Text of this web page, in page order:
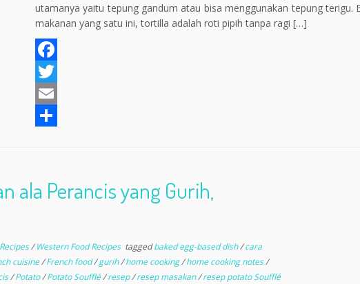
utamanya yaitu tepung gandum atau bisa menggunakan tepung terigu.
makanan yang satu ini, tortilla adalah roti pipih tanpa ragi […]
F
a
o
T
w
e
E
lr
ala Perancis yang Gurih,
/Western Food Recipes taggedbaked egg-based dish/cara
cuisine/French food/gurih/home cooking/home cooking notes/
/Potato/Potato Soufflé/resep/resep masakan/resep potato Soufflé